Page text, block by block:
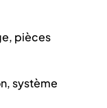
pièces
système